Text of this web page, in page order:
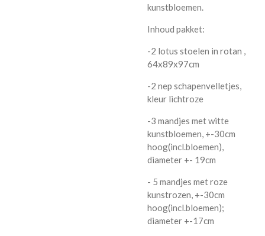
kunstbloemen.
Inhoud pakket:
-2 lotus stoelen in rotan ,
64x89x97cm
-2 nep schapenvelletjes,
kleur lichtroze
-3 mandjes met witte
kunstbloemen, +-30cm
hoog(incl.bloemen),
diameter +- 19cm
- 5 mandjes met roze
kunstrozen, +-30cm
hoog(incl.bloemen);
diameter +-17cm